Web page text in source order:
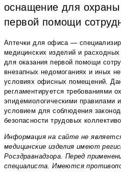
оснащение для охраны
первой помощи
Аптечки для офиса —
медицинских изделий и
для оказания первой помощи
внезапных недомоганиях и иных
условиях офисных помещений.
регламентируется требованиями
эпидемиологическими правилами
условием для соблюдения
безопасности трудовых
Информация на сайте не
медицинские изделия имеют
Росздравнадзора. Перед
специалиста. Имеются